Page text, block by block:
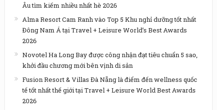
Âu tìm kiếm nhiều nhất hè 2026
Alma Resort Cam Ranh vào Top 5 Khu nghỉ dưỡng tốt nhất
Đông Nam Á tại Travel + Leisure World’s Best Awards
2026
Novotel Ha Long Bay được công nhận đạt tiêu chuẩn 5 sao,
khởi đầu chương mới bên vịnh di sản
Fusion Resort & Villas Đà Nẵng là điểm đến wellness quốc
tế tốt nhất thế giới tại Travel + Leisure World Best Awards
2026